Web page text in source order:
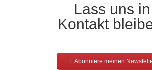
Lass uns in
Kontakt
Abonniere meinen